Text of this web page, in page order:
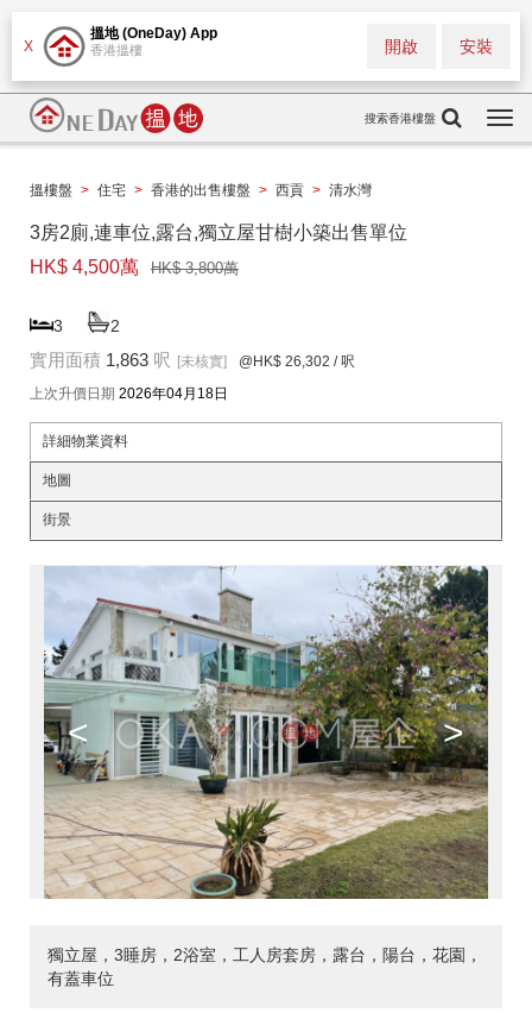
X
搵地 (OneDay) App
香港搵樓 安裝
開啟
搜索香港樓盤
搵樓盤 > 住宅 > 香港的出售樓盤 > 西貢 > 清水灣
3房2廁,連車位,露台,獨立屋甘樹小築出售單位
HK$ 4,500萬
HK$ 3,800萬
3 2
實用面積 1,863 呎 [未核實] @HK$ 26,302 / 呎
上次升價日期 2026年04月18日
詳細物業資料
地圖
街景
< >
獨立屋，3睡房，2浴室，工人房套房，露台，陽台，花園，
有蓋車位